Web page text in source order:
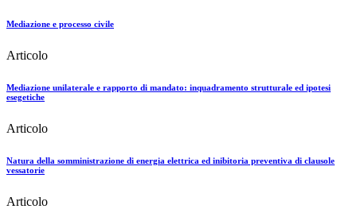
Mediazione e processo civile
Articolo
Mediazione unilaterale e rapporto di mandato: inquadramento strutturale ed ipotesi
esegetiche
Articolo
Natura della somministrazione di energia elettrica ed inibitoria preventiva di clausole
vessatorie
Articolo